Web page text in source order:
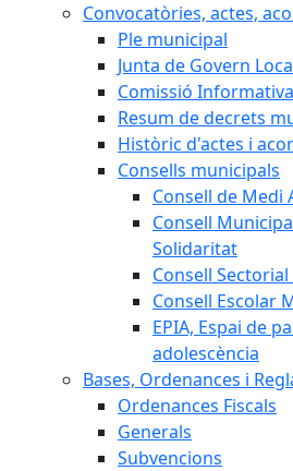
Convocatòries, actes,
Ple municipal
Junta de Govern
Comissió
Resum de decrets
Històric d'actes i
Consells municipals
Consell de Medi
Consell
Solidaritat
Consell
Consell Escolar
EPIA, Espai de
adolescència
Bases, Ordenances i
Ordenances Fiscals
Generals
Subvencions